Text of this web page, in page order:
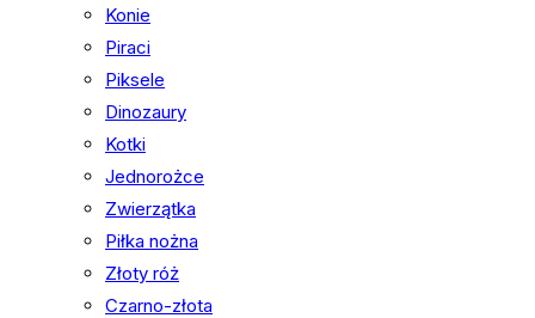
Konie
Piraci
Piksele
Dinozaury
Kotki
Jednorożce
Zwierzątka
Piłka nożna
Złoty róż
Czarno-złota